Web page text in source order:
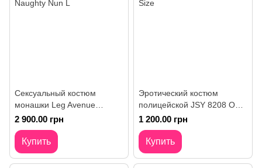
Сексуальный костюм
монашки Leg Avenue
Naughty Nun L
2 900.00 грн
Купить
Эротический костюм
полицейской JSY 8208 One
Size
1 200.00 грн
Купить